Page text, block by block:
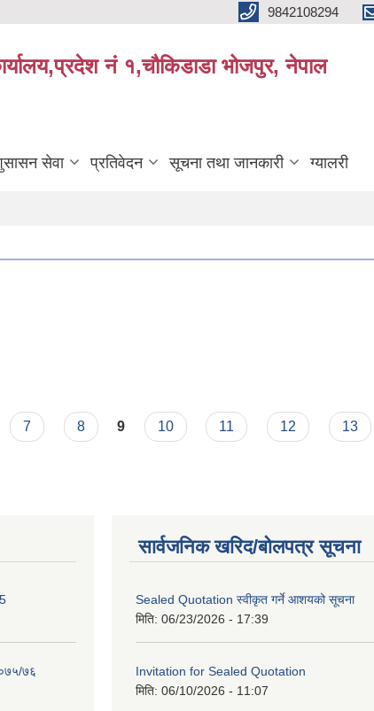
9842108294
नं १,चौकिडाडा भोजपुर, नेपाल
सेवा प्रतिवेदन सूचना तथा जानकारी ग्यालरी
7 8 9 10 11 12 13
७६
सार्वजनिक खरिद/बोलपत्र सूचना
Sealed Quotation स्वीकृत गर्ने आशयको सूचना
मिति: 06/23/2026 - 17:39
Invitation for Sealed Quotation
मिति: 06/10/2026 - 11:07